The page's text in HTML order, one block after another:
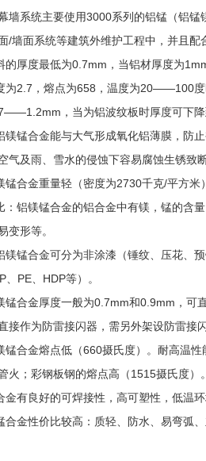
墙系统主要使用3000系列的铝锰（铝
/墙面系统等建筑外维护工程中，并且
的厚度最低为0.7mm，当铝材厚度为
为2.7，熔点为658，温度为20——100
，当为铝波纹板时厚度可下降
镁锰合金能与大气形成氧化铝薄膜，防
气及雨、雪水的侵蚀下容易腐蚀生锈致
锰合金重量轻（密度为2730千克/平方米
：铝镁锰合金的铝合金中有镁，锰的含
变形等。
镁锰合金可分为非涂漆（锤纹、压花、
PE、HDP等）。
锰合金厚度一般为0.7mm和0.9mm，可
接作为防雷接闪器，需另外架设防雷接
锰合金熔点低（660摄氏度）。耐高温
火；彩钢板钢的熔点高（1515摄氏度）。
金有良好的可焊接性，高可塑性，低温
合金性价比较高：质轻、防水、易弯弧